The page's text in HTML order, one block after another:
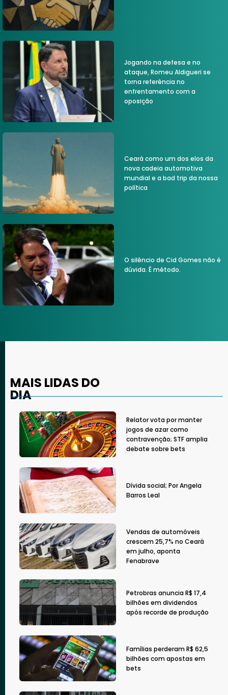
Jogando na defesa e no
ataque, Romeu Aldigueri se
torna referência no
enfrentamento com a
oposição
Ceará como um dos elos da
nova cadeia automotiva
mundial e a bad trip da nossa
política
O silêncio de Cid Gomes não é
dúvida. É método.
MAIS LIDAS DO
DIA
Relator vota por manter
jogos de azar como
contravenção; STF amplia
debate sobre bets
Dívida social; Por Angela
Barros Leal
Vendas de automóveis
crescem 25,7% no Ceará
em julho, aponta
Fenabrave
Petrobras anuncia R$ 17,4
bilhões em dividendos
após recorde de produção
Famílias perderam R$ 62,5
bilhões com apostas em
bets